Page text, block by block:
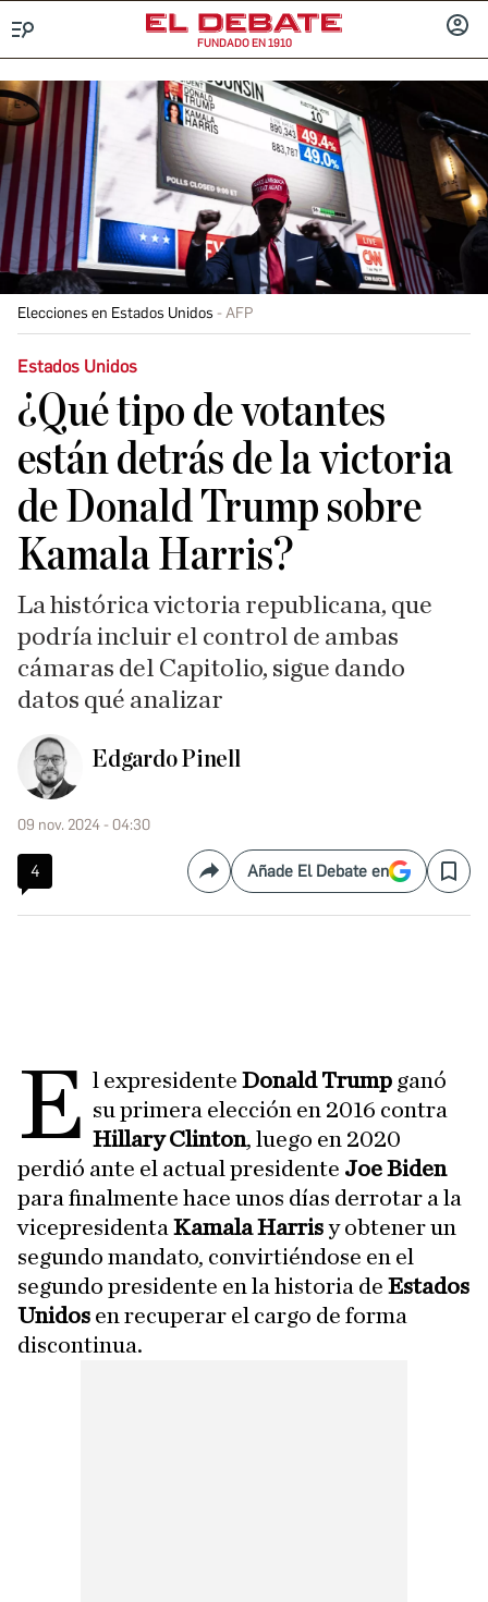
FUNDADO EN 1910
Elecciones en Estados Unidos AFP
Estados Unidos
¿Qué tipo de votantes
están detrás de la victoria
de Donald Trump sobre
Kamala Harris?
La histórica victoria republicana, que
podría incluir el control de ambas
cámaras del Capitolio, sigue dando
datos qué analizar
Edgardo Pinell
09 nov. 2024 - 04:30
4 CompartirAñade El Debate en Save
E l expresidenteDonald Trump ganó
su primera elección en 2016 contra
Hillary Clinton, luego en 2020
perdió ante el actual presidente Joe Biden
para finalmente hace unos días derrotar a la
vicepresidenta Kamala Harrisy obtener un
segundo mandato, convirtiéndose en el
segundo presidente en la historia de Estados
Unidos en recuperar el cargo de forma
discontinua.